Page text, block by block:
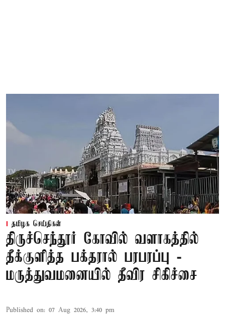
தமிழக செய்திகள்
திருச்செந்தூர் கோவில் வளாகத்தில்
தீக்குளித்த பக்தரால் பரபரப்பு -
மருத்துவமனையில் தீவிர சிகிச்சை
Published on: 07 Aug 2026, 3:40 pm